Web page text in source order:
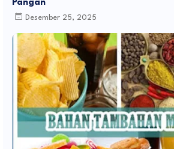
Pangan
Desember 25, 2025